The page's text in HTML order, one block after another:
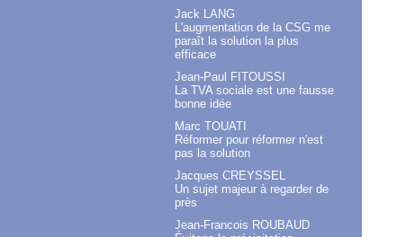
Jack LANG
L'augmentation de la CSG me
paraît la solution la plus
efficace
Jean-Paul FITOUSSI
La TVA sociale est une fausse
bonne idée
Marc TOUATI
Réformer pour réformer n'est
pas la solution
Jacques CREYSSEL
Un sujet majeur à regarder de
près
Jean-Francois ROUBAUD